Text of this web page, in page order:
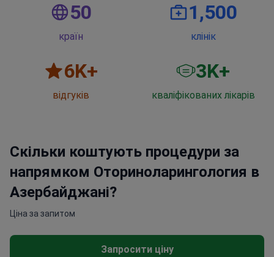
50
країн
1,500
клінік
6K+
відгуків
3K+
кваліфікованих лікарів
Скільки коштують процедури за
напрямком Оториноларингология в
Азербайджані?
Ціна за запитом
Запросити ціну